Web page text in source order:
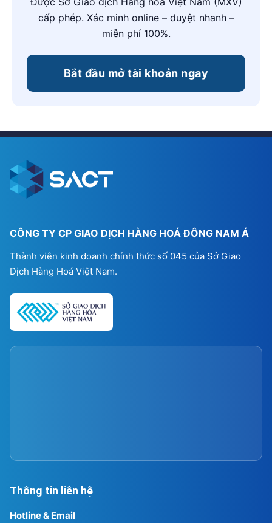
cấp phép. Xác minh online – duyệt nhanh –
miễn phí 100%.
Bắt đầu mở tài khoản ngay
CÔNG TY CP GIAO DỊCH HÀNG HOÁ ĐÔNG NAM Á
Thành viên kinh doanh chính thức số 045 của Sở Giao
Dịch Hàng Hoá Việt Nam.
Thông tin liên hệ
Hotline & Email